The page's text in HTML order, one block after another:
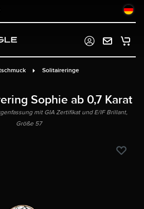
Solitaireringe
Sophie ab 0,7 Karat
mit GIA Zertifikat und E/IF Brillant,
Größe 57